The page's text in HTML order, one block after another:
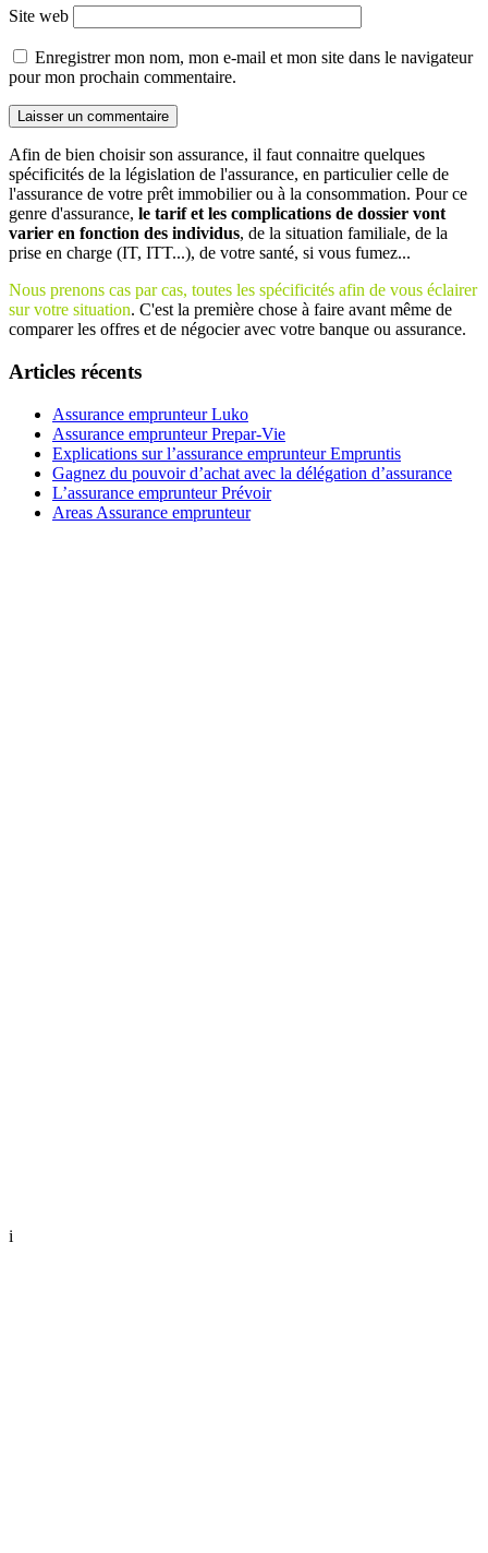
Site web
Enregistrer mon nom, mon e-mail et mon site dans le navigateur
pour mon prochain commentaire.
Afin de bien choisir son assurance, il faut connaitre quelques
spécificités de la législation de l'assurance, en particulier celle de
l'assurance de votre prêt immobilier ou à la consommation. Pour ce
genre d'assurance, le tarif et les complications de dossier vont
varier en fonction des individus, de la situation familiale, de la
prise en charge (IT, ITT...), de votre santé, si vous fumez...
Nous prenons cas par cas, toutes les spécificités afin de vous éclairer
sur votre situation. C'est la première chose à faire avant même de
comparer les offres et de négocier avec votre banque ou assurance.
Articles récents
Assurance emprunteur Luko
Assurance emprunteur Prepar-Vie
Explications sur l’assurance emprunteur Empruntis
Gagnez du pouvoir d’achat avec la délégation d’assurance
L’assurance emprunteur Prévoir
Areas Assurance emprunteur
i